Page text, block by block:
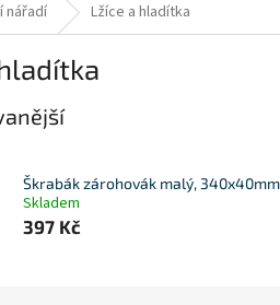
nářadí Lžíce a hladítka
Škrabák zárohovák malý, 340x40mm
Skladem
397 Kč